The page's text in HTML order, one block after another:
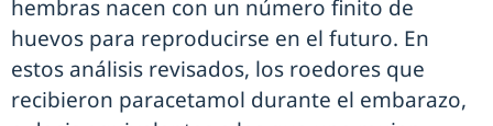
hembras nacen con un número finito de
huevos para reproducirse en el futuro. En
estos análisis revisados, los roedores que
recibieron paracetamol durante el embarazo,